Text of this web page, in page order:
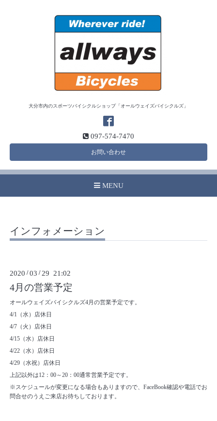
大分市内のスポーツバイシクルショップ「オールウェイズバイシクルズ」
097-574-7470
お問い合わせ
MENU
インフォメーション
2020 /03 / 29 21:02
4月の営業予定
オールウェイズバイシクルズ4月の営業予定です。
4/1（水）店休日
4/7（火）店休日
4/15（水）店休日
4/22（水）店休日
4/29（水祝）店休日
上記以外は12：00～20：00通常営業予定です。
※スケジュールが変更になる場合もありますので、FaceBook確認や電話でお
問合せのうえご来店お待ちしております。